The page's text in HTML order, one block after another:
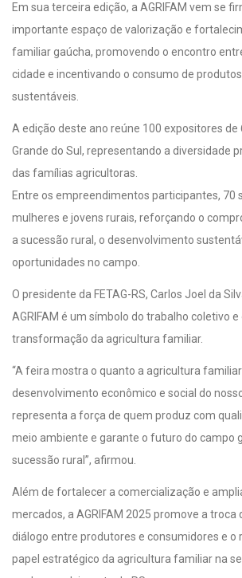
Em sua terceira edição, a AGRIFAM vem se
importante espaço de valorização e
familiar gaúcha, promovendo o encontro
cidade e incentivando o consumo de
sustentáveis.
A edição deste ano reúne 100 expositores de
Grande do Sul, representando a diversidade
das famílias agricultoras.
Entre os empreendimentos participantes, 70
mulheres e jovens rurais, reforçando o
a sucessão rural, o desenvolvimento
oportunidades no campo.
O presidente da FETAG-RS, Carlos Joel da
AGRIFAM é um símbolo do trabalho coletivo
transformação da agricultura familiar.
“A feira mostra o quanto a agricultura
desenvolvimento econômico e social do
representa a força de quem produz com
meio ambiente e garante o futuro do campo
sucessão rural”, afirmou.
Além de fortalecer a comercialização e
mercados, a AGRIFAM 2025 promove a troca
diálogo entre produtores e consumidores e o
papel estratégico da agricultura familiar na